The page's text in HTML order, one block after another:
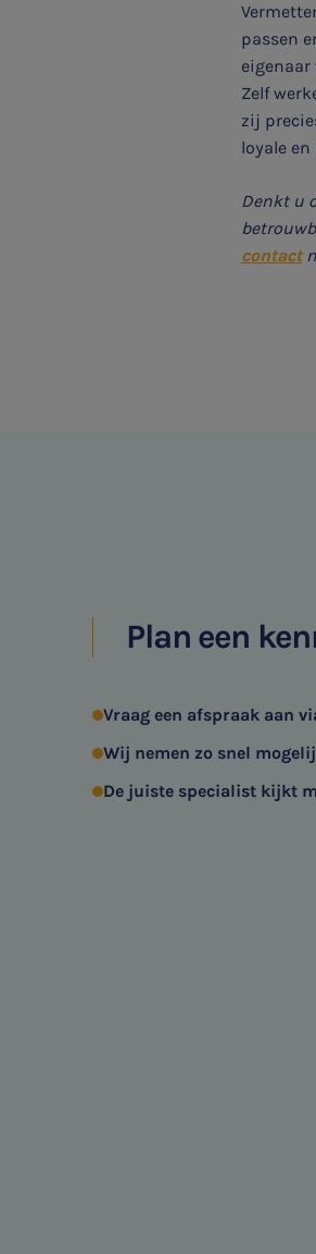
passen
Zelf
zij
loyale
Denkt u
contact
Plan een
Vraag een afspraak aan
Wij nemen zo snel
De juiste specialist kijkt